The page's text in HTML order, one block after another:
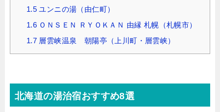
1.5 ユンニの湯（由仁町）
1.6 ＯＮＳＥＮ ＲＹＯＫＡＮ 由縁 札幌（札幌市）
1.7 層雲峡温泉 朝陽亭（上川町・層雲峡）
北海道の湯治宿おすすめ8選